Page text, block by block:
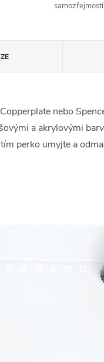
samozřejmostí.
nebo
a akrylovými
perko umyjte a